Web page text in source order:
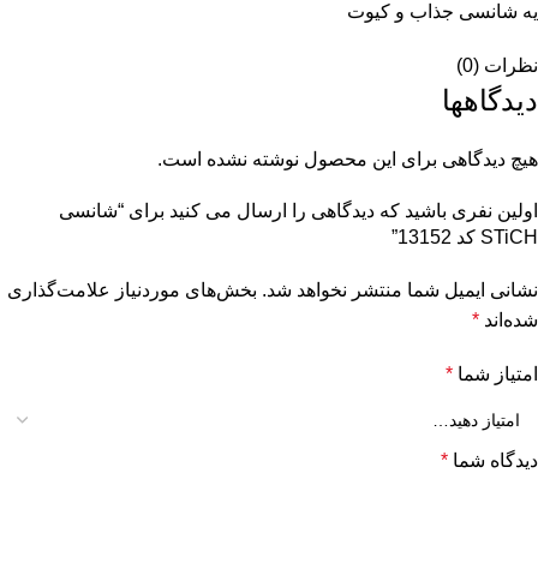
یه شانسی جذاب و کیوت
نظرات (0)
دیدگاهها
هیچ دیدگاهی برای این محصول نوشته نشده است.
اولین نفری باشید که دیدگاهی را ارسال می کنید برای “شانسی
STiCH کد 13152”
نشانی ایمیل شما منتشر نخواهد شد. بخش‌های موردنیاز علامت‌گذاری
شده‌اند *
امتیاز شما *
دیدگاه شما *